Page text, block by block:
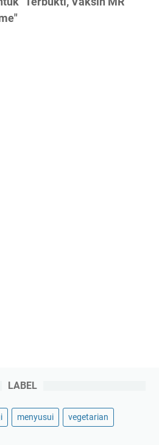
LABEL
menyusui vegetarian